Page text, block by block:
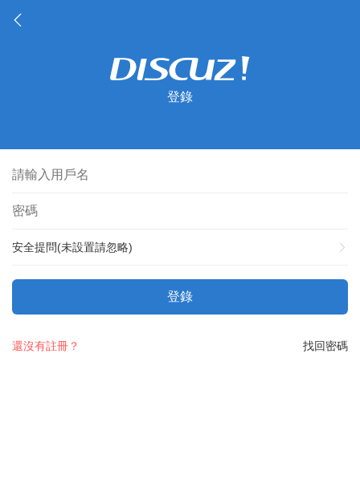
登錄
安全提問(未設置請忽略)
登錄
找回密碼
還沒有註冊？